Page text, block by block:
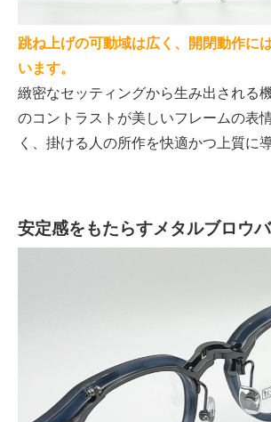
跳ね上げの可動域は広く、開閉動作に
います。
緻密なセッティングから生み出される
のコントラストが美しいフレームの表
く、掛ける人の所作を快適かつ上質に
安定感をもたらすメタルブロウ